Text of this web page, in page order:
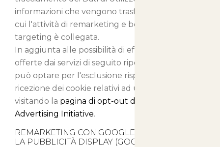
informazioni che vengono trasferite ai partner a
cui l'attività di remarketing e behavioral
targeting è collegata.
In aggiunta alle possibilità di effettuare l'opt-out
offerte dai servizi di seguito riportati, l'Utente
può optare per l'esclusione rispetto alla
ricezione dei cookie relativi ad un servizio terzo,
visitando la pagina di opt-out del Network
Advertising Initiative.
REMARKETING CON GOOGLE ANALYTICS PER
LA PUBBLICITÀ DISPLAY (GOOGLE INC.)